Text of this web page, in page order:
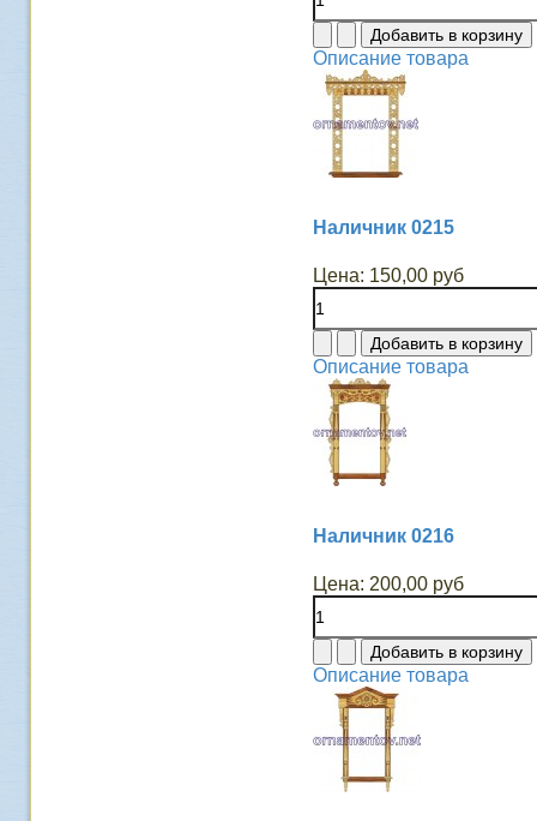
Описание товара
Наличник 0215
Цена: 150,00 руб
Описание товара
Наличник 0216
Цена: 200,00 руб
Описание товара